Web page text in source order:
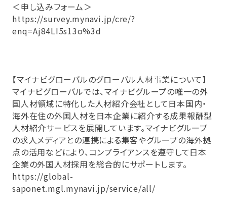
＜申し込みフォーム＞
https://survey.mynavi.jp/cre/?
enq=Aj84LI5s13o%3d
【マイナビグローバルのグローバル人材事業について】
マイナビグローバルでは、マイナビグループの唯一の外
国人材領域に特化した人材紹介会社として日本国内・
海外在住の外国人材を日本企業に紹介する成果報酬型
人材紹介サービスを展開しています。マイナビグループ
の求人メディアとの連携による集客やグループの海外拠
点の活用などにより、コンプライアンスを遵守して日本
企業の外国人材採用を総合的にサポートします。
https://global-
saponet.mgl.mynavi.jp/service/all/